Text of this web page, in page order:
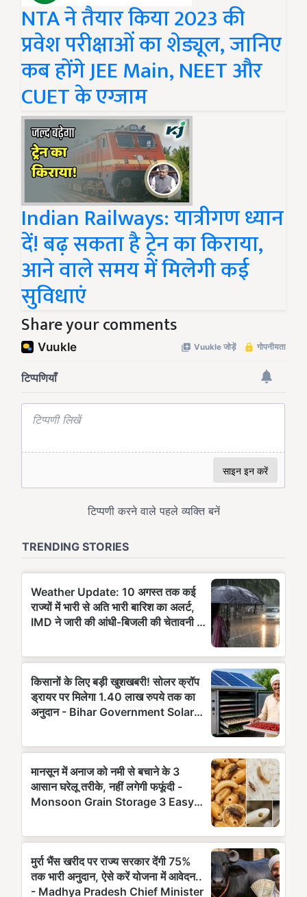
NTA ने तैयार किया 2023 की
प्रवेश परीक्षाओं का शेड्यूल, जानिए
कब होंगे JEE Main, NEET और
CUET के एग्जाम
Indian Railways: यात्रीगण ध्यान
दें! बढ़ सकता है ट्रेन का किराया,
आने वाले समय में मिलेगी कई
सुविधाएं
Share your comments